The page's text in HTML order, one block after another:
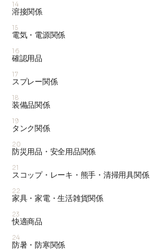
14
溶接関係
15
電気・電源関係
16
確認用品
17
スプレー関係
18
装備品関係
19
タンク関係
20
防災用品・安全用品関係
21
スコップ・レーキ・熊手・清掃用具関係
22
家具・家電・生活雑貨関係
23
快適商品
24
防暑・防寒関係